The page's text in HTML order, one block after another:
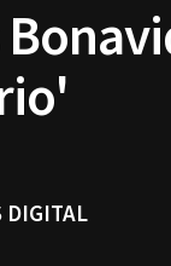
DIGITAL